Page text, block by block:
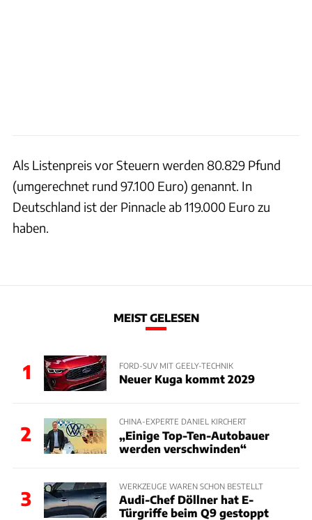
Als Listenpreis vor Steuern werden 80.829 Pfund
(umgerechnet rund 97.100 Euro) genannt. In
Deutschland ist der Pinnacle ab 119.000 Euro zu
haben.
MEIST GELESEN
1 FORD-SUV MIT GEELY-TECHNIK
Neuer Kuga kommt 2029
2
CHINA-EXPERTE DANIEL KIRCHERT
„Einige Top-Ten-Autobauer
werden verschwinden“
3
WERKZEUGE WAREN SCHON BESTELLT
Audi-Chef Döllner hat E-
Türgriffe beim Q9 gestoppt